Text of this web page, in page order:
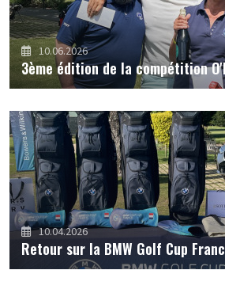
10.06.2026
3ème édition de la compétition
10.04.2026
Retour sur la BMW Golf Cup